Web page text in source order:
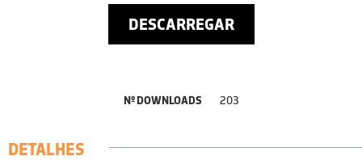
DESCARREGAR
Nº DOWNLOADS 203
DETALHES